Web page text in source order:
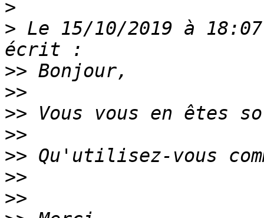
>
> Le 15/10/2019 à
>>
>>
>>
>>
>>
>>
>>